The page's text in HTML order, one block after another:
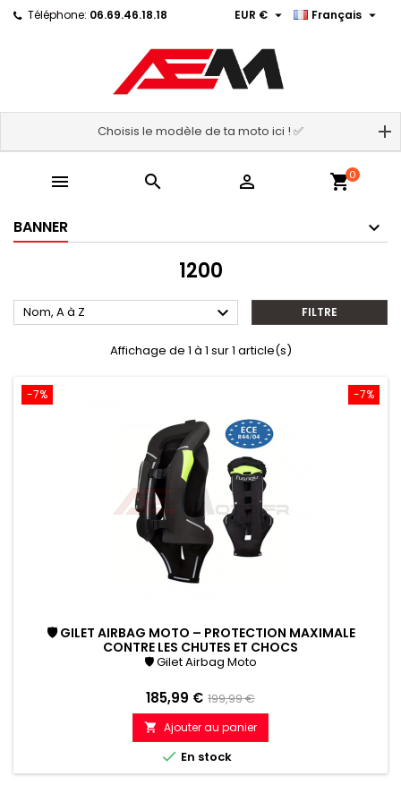
Téléphone: 06.69.46.18.18 Français 
EUR € 
Choisis le modèle de ta moto ici ! ✅
   shopping_cart0
BANNER
1200
Nom, A à Z  FILTRE
Affichage de 1 à 1 sur 1 article(s)
-7%
-7%
🛡 GILET AIRBAG MOTO – PROTECTION MAXIMALE
CONTRE LES CHUTES ET CHOCS
🛡 Gilet Airbag Moto
Prix
185,99 € Prix
de
référence
199,99 €
 Ajouter au panier
 En stock